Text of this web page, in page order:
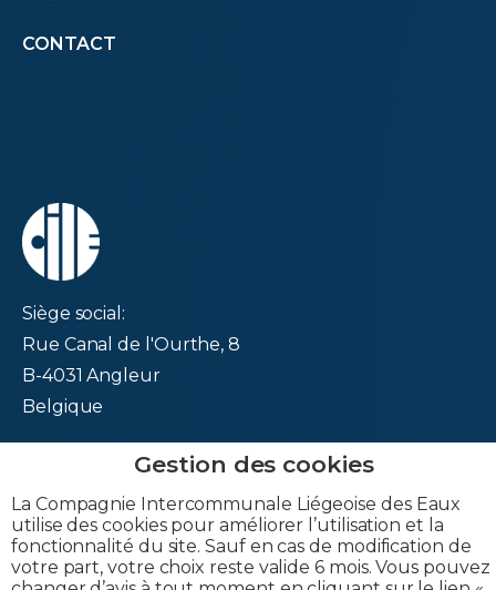
menu
CONTACT
Siège social:
Rue Canal de l'Ourthe, 8
B-4031 Angleur
Belgique
TVA : BE 0202-395-052
IBAN : BE53-0963-6030-0053
La Compagnie Intercommunale Liégeoise des Eaux
utilise des cookies pour améliorer l’utilisation et la
fonctionnalité du site. Sauf en cas de modification de
votre part, votre choix reste valide 6 mois. Vous pouvez